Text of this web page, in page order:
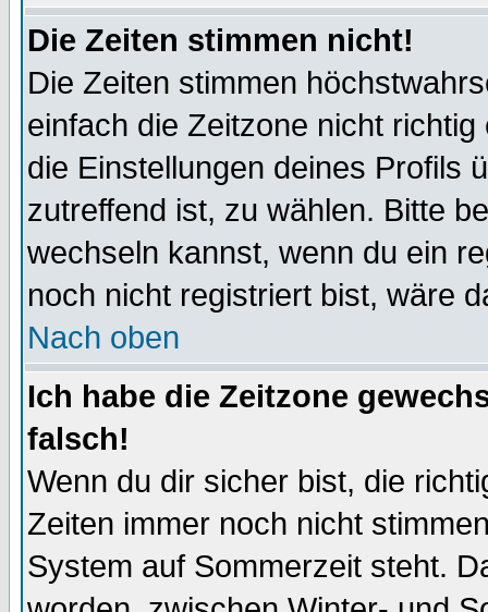
Die Zeiten stimmen nicht!
Die Zeiten stimmen
einfach die Zeitzone nicht
die Einstellungen deines Profils
zutreffend ist, zu wählen. Bitte
wechseln kannst, wenn du ein
noch nicht registriert bist, wäre
Nach oben
Ich habe die Zeitzone
falsch!
Wenn du dir sicher bist, die
Zeiten immer noch nicht
System auf Sommerzeit steht.